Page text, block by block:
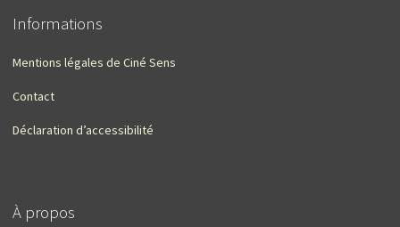
Informations
Mentions légales de Ciné Sens
Contact
Déclaration d’accessibilité
À propos